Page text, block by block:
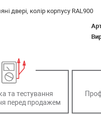
двері, колір корпусу RAL900
та тестування
перед продажем